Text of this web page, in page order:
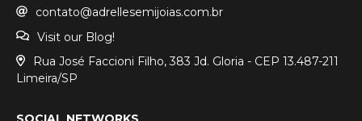
contato@adrellesemijoias.com.br
Visit our Blog!
Rua José Faccioni Filho, 383 Jd. Gloria - CEP 13.487-211
Limeira/SP